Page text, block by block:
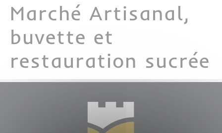
Marché Artisanal,
buvette et
restauration sucrée